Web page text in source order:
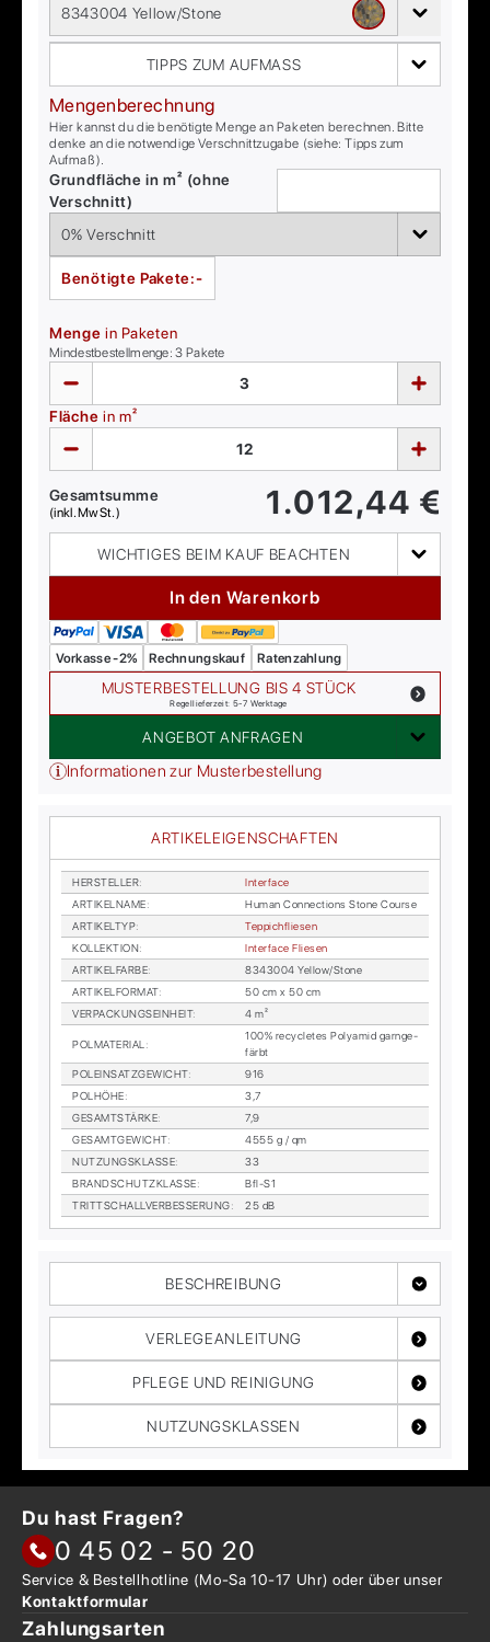
8343004 Yellow/Stone
TIPPS ZUM AUFMASS
Mengenberechnung
Hier kannst du die benötigte Menge an Paketen berechnen. Bitte
denke an die notwendige Verschnittzugabe (siehe: Tipps zum
Aufmaß).
Grundfläche in m² (ohne
Verschnitt)
Benötigte Pakete:-
Menge in Paketen
Mindestbestellmenge:3 Pakete
Fläche in m²
Gesamtsumme
(inkl. MwSt.) 1.012,44 €
WICHTIGES BEIM KAUF BEACHTEN
In den Warenkorb
Vorkasse -2% Rechnungskauf Ratenzahlung
MUSTERBESTELLUNG BIS 4 STÜCK
Regellieferzeit: 5-7 Werktage
ANGEBOT ANFRAGEN
Informationen zur Musterbestellung
ARTIKELEIGENSCHAFTEN
HER­STEL­LER:
In­ter­face
AR­TI­KEL­NA­ME:
Hu­man Con­nec­tions Stone Cour­se
AR­TI­KEL­TYP:
Tep­pich­flie­sen
KOL­LEK­TI­ON:
In­ter­face Flie­sen
AR­TI­KEL­FAR­BE:
8343004 Yel­low/Stone
AR­TI­KEL­FOR­MAT:
50 cm x 50 cm
VER­PA­CKUNGS­EIN­HEIT: 4 m²
POL­MA­TE­RI­AL :
100% re­cy­cle­tes Po­ly­amid garn­ge­
färbt
POL­EIN­SATZ­GE­WICHT:
916
POL­HÖ­HE:
3,7
GE­SAMT­STÄR­KE:
7,9
GE­SAMT­GE­WICHT:
4555 g / qm
NUT­ZUNGS­KLAS­SE:
33
BRAND­SCHUTZ­KLAS­SE:
Bfl-S1
TRITT­SCHALL­VER­BES­SE­RUNG: 25 dB
BESCHREIBUNG
VERLEGEANLEITUNG
PFLEGE UND REINIGUNG
NUTZUNGSKLASSEN
Du hast Fragen?
0 45 02 - 50 20
Service & Bestellhotline (Mo-Sa 10-17 Uhr) oder überunser
Kontaktformular
Zahlungsarten